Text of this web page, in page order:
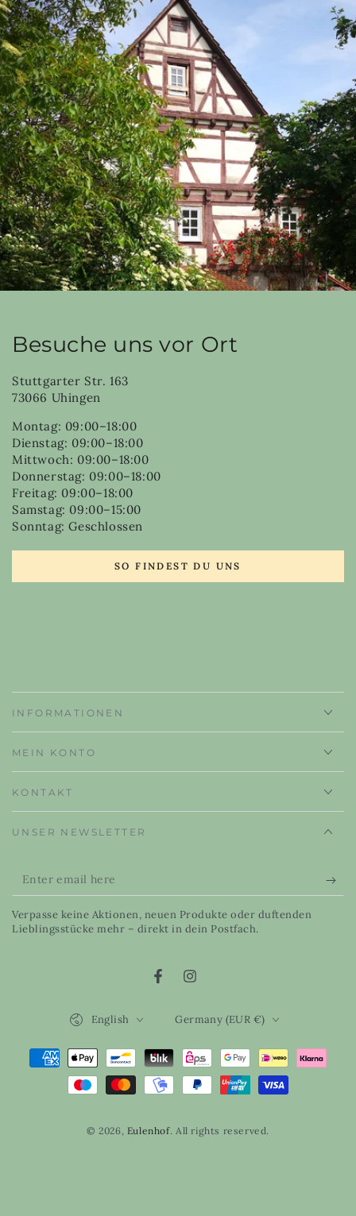
Besuche uns vor Ort
Stuttgarter Str. 163
73066 Uhingen
Montag: 09:00–18:00
Dienstag: 09:00–18:00
Mittwoch: 09:00–18:00
Donnerstag: 09:00–18:00
Freitag: 09:00–18:00
Samstag: 09:00–15:00
Sonntag: Geschlossen
SO FINDEST DU UNS
INFORMATIONEN
MEIN KONTO
KONTAKT
UNSER NEWSLETTER
Enter
email
here
Verpasse keine Aktionen, neuen Produkte oder duftenden
Lieblingsstücke mehr – direkt in dein Postfach.
FacebookInstagram
© 2026, Eulenhof. All rights reserved.
English Germany (EUR €)
Payment
methods